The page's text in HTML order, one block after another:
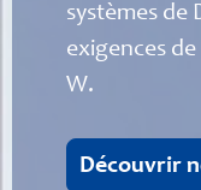
systèmes de
exigences
W.
Découvrir